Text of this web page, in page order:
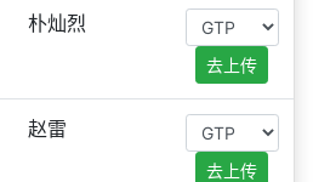
朴灿烈
去上传
赵雷
去上传